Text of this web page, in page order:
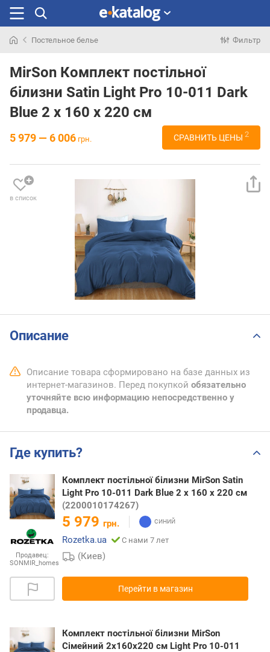
раньше
Постельное белье Фильтр
MirSon Комплект постільної
білизни Satin Light Pro 10-011 Dark
Blue 2 x 160 x 220 см
5 979 — 6 006 грн. СРАВНИТЬ ЦЕНЫ 2
в список
Описание
Описание товара сформировано на базе данных из
интернет-магазинов. Перед покупкой обязательно
уточняйте всю информацию непосредственно у
продавца.
Где купить?
Продавец:
SONMIR_homes
Комплект постільної білизни MirSon Satin
Light Pro 10-011 Dark Blue 2 x 160 x 220 см
(2200010174267)
5 979 грн.
Rozetka.ua
С нами 7 лет
(Киев)
Перейти в магазин
Комплект постільної білизни MirSon
Сімейний 2x160x220 см Light Pro 10-011